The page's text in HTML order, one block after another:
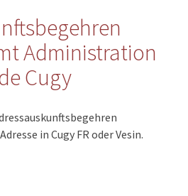
Administration
Cugy
in Cugy FR oder Vesin.